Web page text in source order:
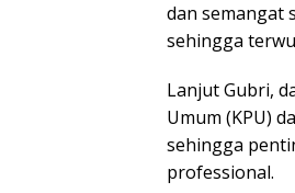
dan semangat
sehingga
Lanjut Gubri,
Umum (KPU)
sehingga
professional.